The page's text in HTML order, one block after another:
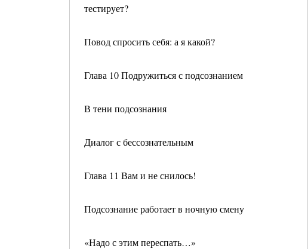
тестирует?
Повод спросить себя: а я какой?
Глава 10 Подружиться с подсознанием
В тени подсознания
Диалог с бессознательным
Глава 11 Вам и не снилось!
Подсознание работает в ночную смену
«Надо с этим переспать…»